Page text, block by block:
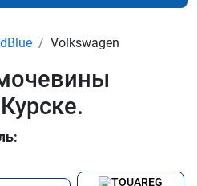
Volkswagen